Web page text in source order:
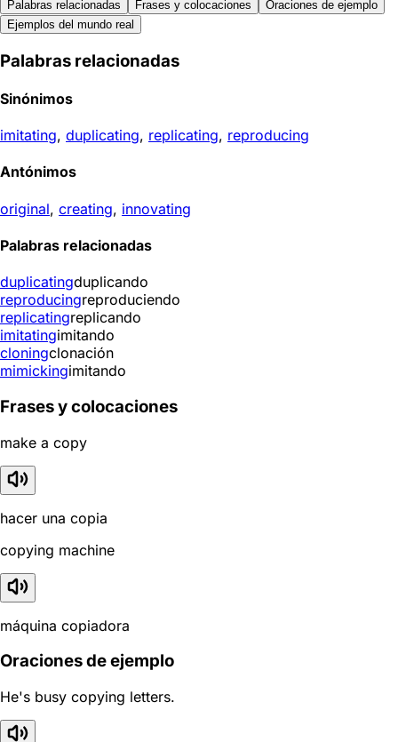
Palabras relacionadas Frases y colocaciones
Oraciones de ejemplo
Ejemplos del mundo real
Palabras relacionadas
Sinónimos
imitating, duplicating, replicating, reproducing
Antónimos
original, creating, innovating
Palabras relacionadas
duplicatingduplicando
reproducingreproduciendo
replicatingreplicando
imitatingimitando
cloningclonación
mimickingimitando
Frases y colocaciones
make a copy
hacer una copia
copying machine
máquina copiadora
Oraciones de ejemplo
He's busy copying letters.